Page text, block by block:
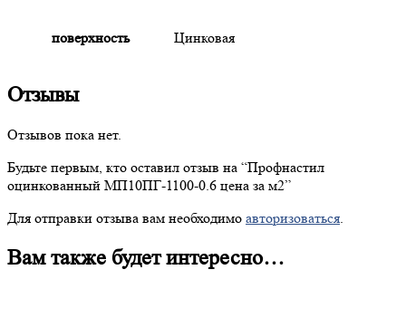
поверхность Цинковая
Отзывы
Отзывов пока нет.
Будьте первым, кто оставил отзыв на “Профнастил
оцинкованный МП10ПГ-1100-0.6 цена за м2”
Для отправки отзыва вам необходимо авторизоваться.
Вам также будет интересно…